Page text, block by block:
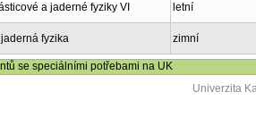
a jaderné fyziky VI letní
fyzika zimní
se speciálními potřebami na UK
Univerzita